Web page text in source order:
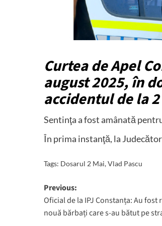
Curtea de Apel
august 2025, în
accidentul de la
Sentinţa a fost amânată
În prima instanţă, la
Tags: Dosarul 2 Mai,Vlad Pascu
Post
navigation
Previous:
Oficial de la IPJ Constanța: Au
nouă bărbați care s-au bătut pe